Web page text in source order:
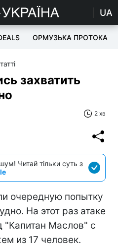
UA
ОРМУЗЬКА ПРОТОКА
захватить
2 хв
Читай тільки суть з
очередную попытку
На этот раз атаке
"Капитан Маслов" с
из 17 человек.